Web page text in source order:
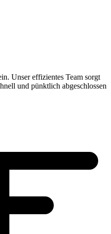
Unser effizientes Team sorgt
und pünktlich abgeschlossen